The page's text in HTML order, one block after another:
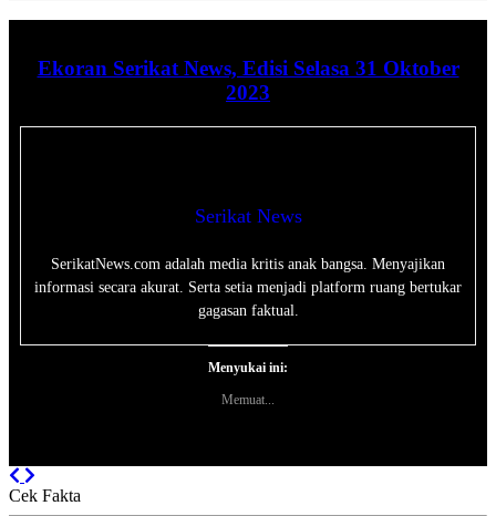
Ekoran Serikat News, Edisi Selasa 31 Oktober
2023
Serikat News
SerikatNews.com adalah media kritis anak bangsa. Menyajikan
informasi secara akurat. Serta setia menjadi platform ruang bertukar
gagasan faktual.
Menyukai ini:
Memuat...
Previous
Cek Fakta